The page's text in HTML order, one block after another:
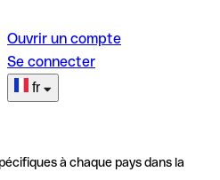
Ouvrir un compte
Se connecter
fr
à chaque pays dans la